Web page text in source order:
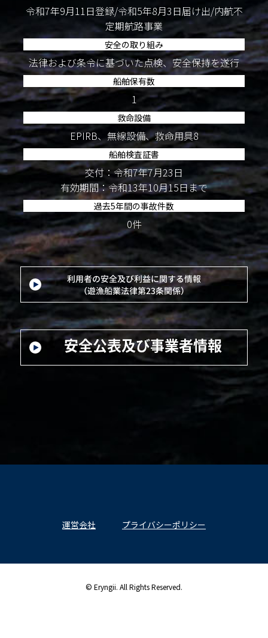
令和7年9月11日登録/令和5年8月3日届け出/内航不
定期航路事業
安全の取り組み
法律および条令に基づいた点検、安全保持を遂行
船舶保有数
1
救命設備
EPIRB、無線設備、救命用具8
船舶検査証書
交付：令和7年7月23日
有効期間：令和13年10月15日まで
過去5年間の事故件数
0件
運営会社 プライバシーポリシー
© Eryngii. All Rights Reserved.